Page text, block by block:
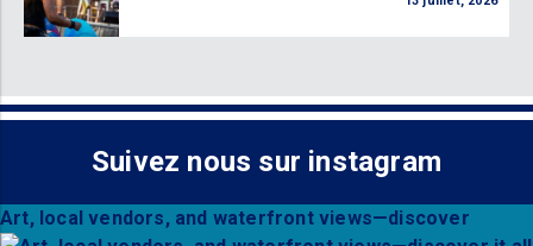
Suivez nous sur instagram
Art, local vendors, and waterfront views—discover